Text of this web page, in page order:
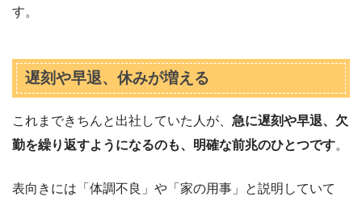
す。
遅刻や早退、休みが増える
これまできちんと出社していた人が、 急に遅刻や早退、欠
勤を繰り返すようになるのも、明確な前兆のひとつです。
表向きには「体調不良」や「家の用事」と説明していて